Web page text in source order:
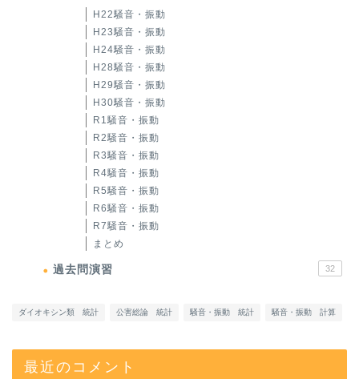
H22騒音・振動
H23騒音・振動
H24騒音・振動
H28騒音・振動
H29騒音・振動
H30騒音・振動
R1騒音・振動
R2騒音・振動
R3騒音・振動
R4騒音・振動
R5騒音・振動
R6騒音・振動
R7騒音・振動
まとめ
過去問演習 32
ダイオキシン類 統計 公害総論 統計 騒音・振動 統計 騒音・振動 計算
最近のコメント